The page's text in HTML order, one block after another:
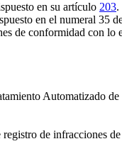
en su artículo 203.
en el numeral 35
de conformidad con lo
Automatizado
de infracciones